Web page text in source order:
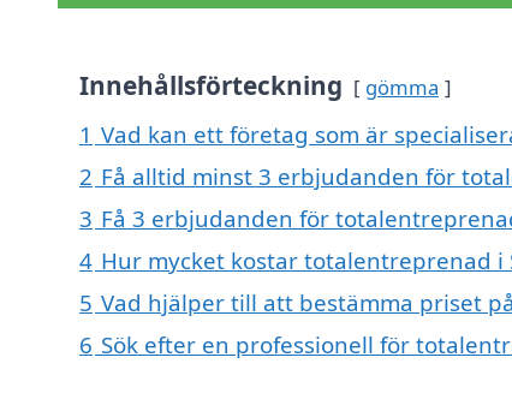
Innehållsförteckning gömma
1 Vad kan ett företag som är
2 Få alltid minst 3 erbjudanden för
3 Få 3 erbjudanden för
4 Hur mycket kostar totalentreprenad i
5 Vad hjälper till att bestämma priset
6 Sök efter en professionell för